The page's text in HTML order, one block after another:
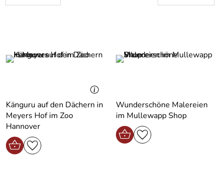
Känguru auf den Dächern in
Meyers Hof im Zoo
Hannover
Wunderschöne Malereien
im Mullewapp Shop